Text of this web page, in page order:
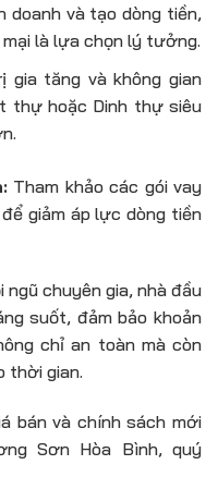
doanh và tạo dòng tiền,
là lựa chọn lý tưởng.
gia tăng và không gian
thự hoặc Dinh thự siêu
Tham khảo các gói vay
giảm áp lực dòng tiền
chuyên gia, nhà đầu
suốt, đảm bảo khoản
chỉ an toàn mà còn
thời gian.
bán và chính sách mới
Sơn Hòa Bình, quý